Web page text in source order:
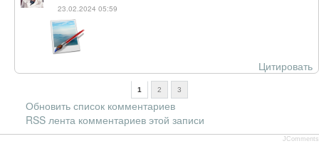
23.02.2024 05:59
Цитировать
1 2 3
Обновить список комментариев
RSS лента комментариев этой записи
JComments